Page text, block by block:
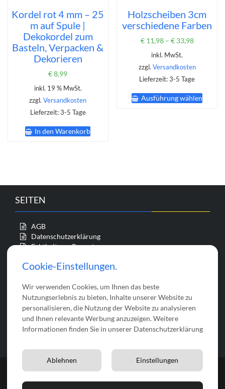
Kordel rot 4 mm – 25
m auf Spule |
Dekokordel zum
Basteln, Verpacken &
Dekorieren
€8,99
inkl. 19 % MwSt.
zzgl.Versandkosten
Lieferzeit: 3-5 Tage
In den Warenkorb
Holzscheiben 3cm
verschiedene Farben
€11,98– €33,98
inkl. MwSt.
zzgl. Versandkosten
Lieferzeit:3-5 Tage
Ausführung wählen
SEITEN
AGB
Datenschutzerklärung
Echtheit von Bewertungen
Kasse
Startseite
Über uns
Versandkosten
Vertrag widerrufen
Warenkorb
© 2026 bastelix | Theme byTheme Farmer
Cookie-Einstellungen.
Wir verwenden Cookies, um Ihnen das beste
Nutzungserlebnis zu bieten, Inhalte unserer Website zu
personalisieren, die Nutzung der Website zu analysieren
und Ihnen relevante Werbung anzuzeigen. Weitere
Informationen finden Sie in unserer Datenschutzerklärung
Einstellungen
Ablehnen